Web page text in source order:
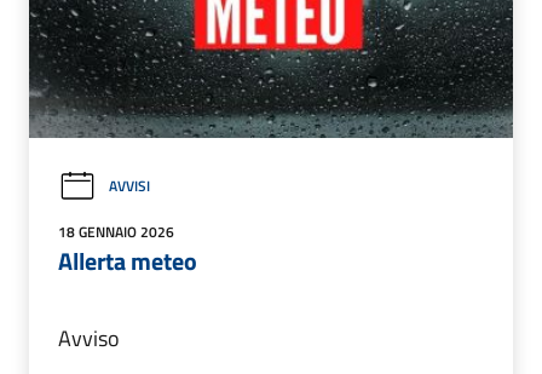
AVVISI
18 GENNAIO 2026
Allerta meteo
Avviso